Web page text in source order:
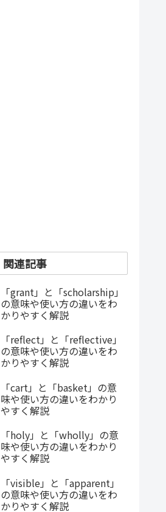
関連記事
「grant」と「scholarship」
の意味や使い方の違いをわ
かりやすく解説
「reflect」と「reflective」
の意味や使い方の違いをわ
かりやすく解説
「cart」と「basket」の意
味や使い方の違いをわかり
やすく解説
「holy」と「wholly」の意
味や使い方の違いをわかり
やすく解説
「visible」と「apparent」
の意味や使い方の違いをわ
かりやすく解説